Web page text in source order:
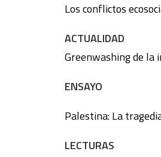
Los conflictos
ACTUALIDAD
Greenwashing de la
ENSAYO
Palestina: La
LECTURAS